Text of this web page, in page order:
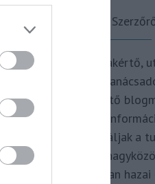
A
Turisztikai szakértő,
vendégélmény
kategória teremtő
belül hiteles
inspirációul szolgáljak a
az utazni vágyó
Repertoáromban